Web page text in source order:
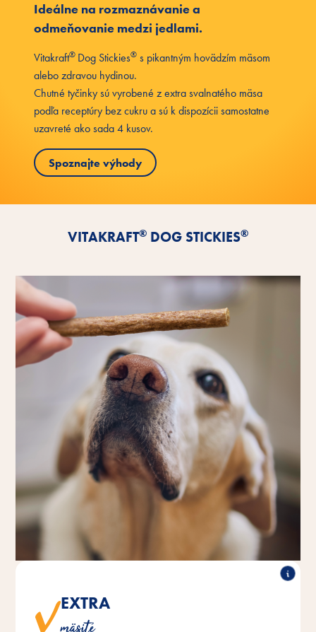
Ideálne na rozmaznávanie a
odmeňovanie medzi jedlami.
Vitakraft® Dog Stickies® s pikantným hovädzím mäsom
alebo zdravou hydinou.
Chutné tyčinky sú vyrobené z extra svalnatého mäsa
podľa receptúry bez cukru a sú k dispozícii samostatne
uzavreté ako sada 4 kusov.
Spoznajte výhody
VITAKRAFT® DOG STICKIES®
EXTRA
Všetky druhy presvedčia o viac ako 95 % obsahu